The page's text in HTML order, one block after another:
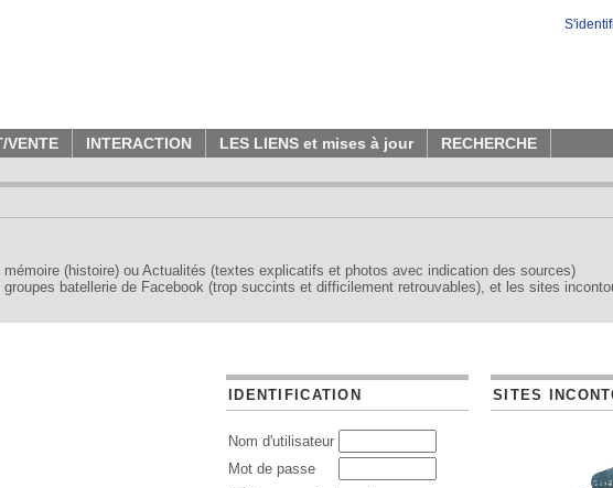
VENTE INTERACTION LES LIENS et mises à jour RECHERCHE
(histoire) ou Actualités (textes explicatifs et photos avec indication des sources)
batellerie de Facebook (trop succints et difficilement retrouvables), et les sites
IDENTIFICATION
Nom d'utilisateur
Mot de passe
SITES